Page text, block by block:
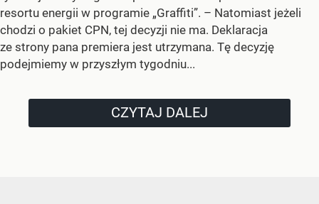
resortu energii w programie „Graffiti”. – Natomiast jeżeli
chodzi o pakiet CPN, tej decyzji nie ma. Deklaracja
ze strony pana premiera jest utrzymana. Tę decyzję
podejmiemy w przyszłym tygodniu...
CZYTAJ DALEJ